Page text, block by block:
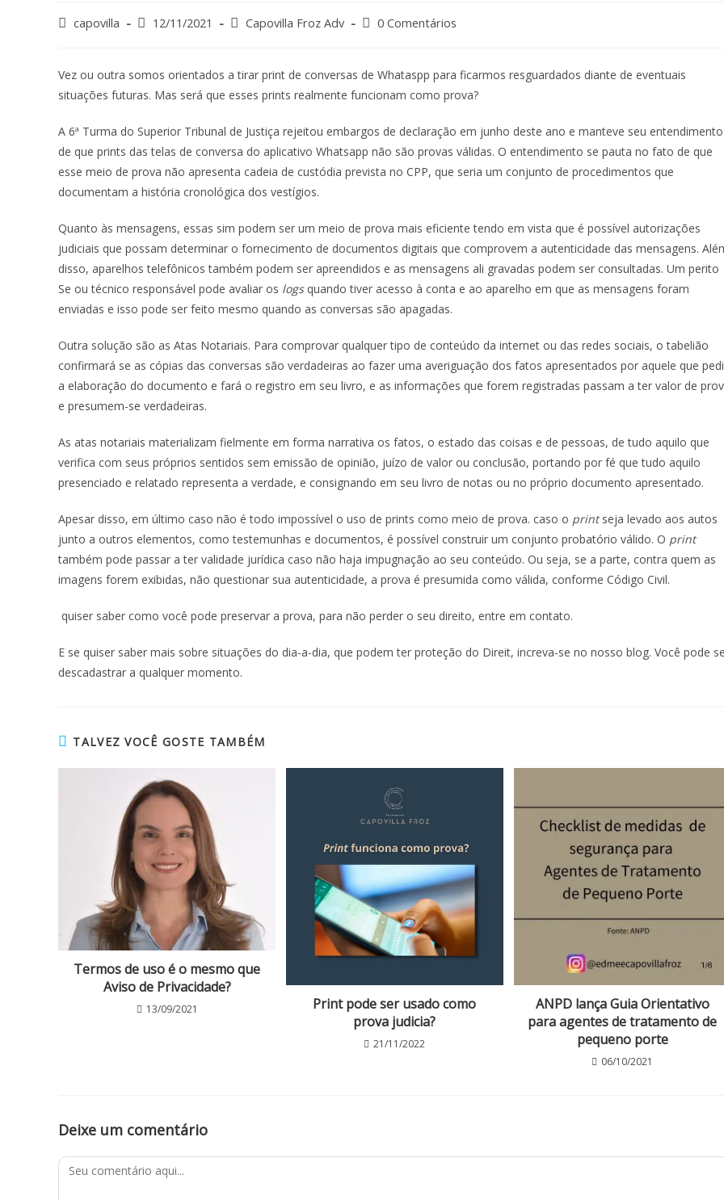
capovilla 12/11/2021 Capovilla Froz Adv 0 Comentários
Vez ou outra somos orientados a tirar print de conversas de Whataspp para ficarmos resguardados diante de eventuais
situações futuras. Mas será que esses prints realmente funcionam como prova?
A 6ª Turma do Superior Tribunal de Justiça rejeitou embargos de declaração em junho deste ano e manteve seu entendimento
de que prints das telas de conversa do aplicativo Whatsapp não são provas válidas. O entendimento se pauta no fato de que
esse meio de prova não apresenta cadeia de custódia prevista no CPP, que seria um conjunto de procedimentos que
documentam a história cronológica dos vestígios.
Quanto às mensagens, essas sim podem ser um meio de prova mais eficiente tendo em vista que é possível autorizações
judiciais que possam determinar o fornecimento de documentos digitais que comprovem a autenticidade das mensagens.
disso, aparelhos telefônicos também podem ser apreendidos e as mensagens ali gravadas podem ser consultadas. Um perito
Se ou técnico responsável pode avaliar os logsquando tiver acesso à conta e ao aparelho em que as mensagens foram
enviadas e isso pode ser feito mesmo quando as conversas são apagadas.
Outra solução são as Atas Notariais. Para comprovar qualquer tipo de conteúdo da internet ou das redes sociais, o tabelião
confirmará se as cópias das conversas são verdadeiras ao fazer uma averiguação dos fatos apresentados por aquele que
a elaboração do documento e fará o registro em seu livro, e as informações que forem registradas passam a ter valor de
e presumem-se verdadeiras.
As atas notariais materializam fielmente em forma narrativa os fatos, o estado das coisas e de pessoas, de tudo aquilo que
verifica com seus próprios sentidos sem emissão de opinião, juízo de valor ou conclusão, portando por fé que tudo aquilo
presenciado e relatado representa a verdade, e consignando em seu livro de notas ou no próprio documento apresentado.
Apesar disso, em último caso não é todo impossível o uso de prints como meio de prova. caso o printseja levado aos autos
junto a outros elementos, como testemunhas e documentos, é possível construir um conjunto probatório válido. O print
também pode passar a ter validade jurídica caso não haja impugnação ao seu conteúdo. Ou seja, se a parte, contra quem as
imagens forem exibidas, não questionar sua autenticidade, a prova é presumida como válida, conforme Código Civil.
quiser saber como você pode preservar a prova, para não perder o seu direito, entre em contato.
E se quiser saber mais sobre situações do dia-a-dia, que podem ter proteção do Direit, increva-se no nosso blog. Você pode se
descadastrar a qualquer momento.
TALVEZ VOCÊ GOSTE TAMBÉM
Termos de uso é o mesmo que
Aviso de Privacidade?
13/09/2021
Print pode ser usado como
prova judicia?
21/11/2022
ANPD lança Guia Orientativo
para agentes de tratamento de
pequeno porte
06/10/2021
Deixe um comentário